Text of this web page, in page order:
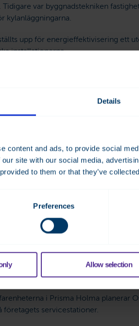
Details
content and ads, to provide social
site with our social media,
to them or that they’ve
Preferences
Allow selection
var byggnadstekniken
kylanläggningarna.
upp för energieffektivisering ett
installationerna.
krävs det att alla system
lyfter han fram de tider på dygnet
vardagar mellan klockan 17.00 och
det mycket varor ur kyldiskarna
desto effektivare blir det.”
av fjärrvärmen hos
en klar förbättring. Vi har inte gjort
förklaring till besparingarna än
i Prisma Holma planerar
företagets servicestationer.